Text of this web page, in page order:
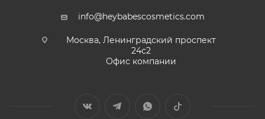
info@heybabescosmetics.com
Москва, Ленинградский проспект
24с2
Офис компании